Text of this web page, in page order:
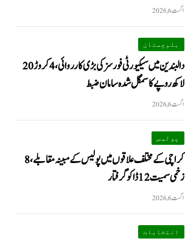
اگست 6, 2026
بلوچستان
دالبندین میں سیکیورٹی فورسز کی بڑی کارروائی، 4 کروڑ 20
لاکھ روپے کا سمگل شدہ سامان ضبط
اگست 6, 2026
پولیس
کراچی کے مختلف علاقوں میں پولیس کے مبینہ مقابلے، 8
زخمی سمیت 12 ڈاکو گرفتار
اگست 6, 2026
انتخابات